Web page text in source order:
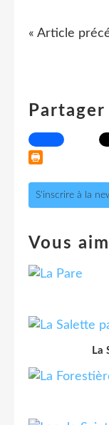
« Article
S'inscrire à la
Vous
La